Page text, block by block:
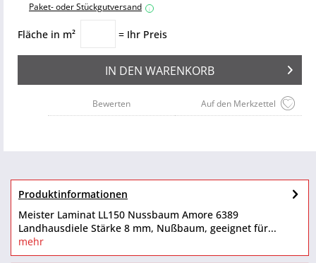
Paket- oder Stückgutversand i
Fläche in m² = Ihr Preis
IN DEN WARENKORB
Auf den Merkzettel
Bewerten
Produktinformationen
Meister Laminat LL150 Nussbaum Amore 6389
Landhausdiele Stärke 8 mm, Nußbaum, geeignet für...
mehr